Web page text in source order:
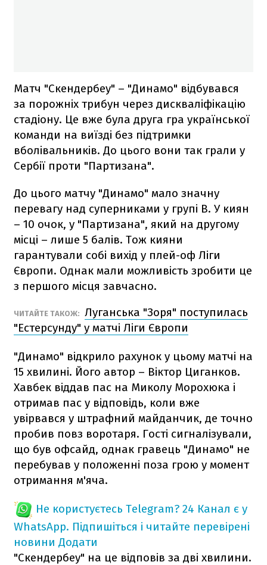
Матч "Скендербеу" – "Динамо" відбувався
за порожніх трибун через дискваліфікацію
стадіону. Це вже була друга гра української
команди на виїзді без підтримки
вболівальників. До цього вони так грали у
Сербії проти "Партизана".
До цього матчу "Динамо" мало значну
перевагу над суперниками у групі B. У киян
– 10 очок, у "Партизана", який на другому
місці – лише 5 балів. Тож кияни
гарантували собі вихід у плей-оф Ліги
Європи. Однак мали можливість зробити це
з першого місця завчасно.
ЧИТАЙТЕ ТАКОЖ: Луганська "Зоря" поступилась
"Естерсунду" у матчі Ліги Європи
"Динамо" відкрило рахунок у цьому матчі на
15 хвилині. Його автор – Віктор Циганков.
Хавбек віддав пас на Миколу Морохюка і
отримав пас у відповідь, коли вже
увірвався у штрафний майданчик, де точно
пробив повз воротаря. Гості сигналізували,
що був офсайд, однак гравець "Динамо" не
перебував у положенні поза грою у момент
отримання м'яча.
Не користуєтесь Telegram? 24 Канал є у
WhatsApp. Підпишіться і читайте перевірені
новини Додати
"Скендербеу" на це відповів за дві хвилини.